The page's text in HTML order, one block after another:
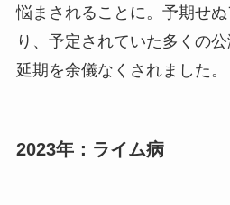
悩まされることに。予期せ
り、予定されていた多くの
延期を余儀なくされました。
2023年：ライム病